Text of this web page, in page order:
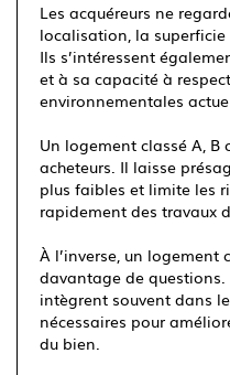
Les acquéreurs ne
localisation, la
Ils s’intéressent
et à sa capacité à
environnementales
Un logement classé A, B
acheteurs. Il laisse
plus faibles et limite les
rapidement des travaux
À l’inverse, un logement
davantage de
intègrent souvent dans
nécessaires pour
du bien.